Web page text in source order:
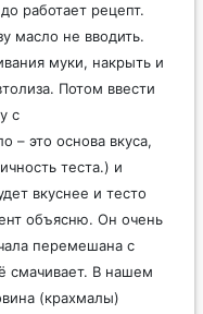
работает рецепт.
масло не вводить.
муки, накрыть и
Потом ввести
с
– это основа вкуса,
теста.) и
вкуснее и тесто
объясню. Он очень
перемешана с
смачивает. В нашем
(крахмалы)